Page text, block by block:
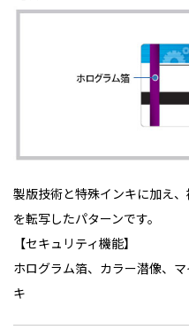
製版技術と特殊インキに加え
を転写したパターンです。
【セキュリティ機能】
ホログラム箔、カラー潜像、
キ